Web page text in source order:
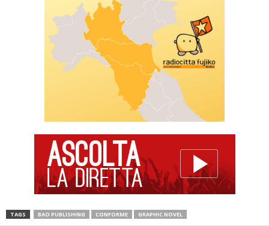
TAGS BAO PUBLISHING CONFORME GRAPHIC NOVEL